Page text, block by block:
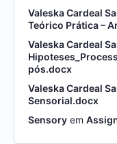
Valeska Cardeal
Teórico Prática –
Valeska Cardeal
pós.docx
Valeska Cardeal
Sensorial.docx
Sensory em